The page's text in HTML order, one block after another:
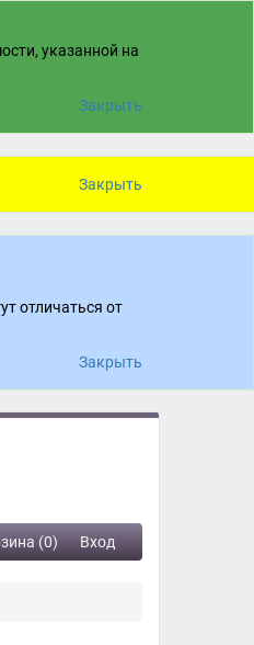
указанной на
Закрыть
Закрыть
отличаться от
Закрыть
(0) Вход